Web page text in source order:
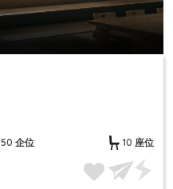
50 企位 10 座位